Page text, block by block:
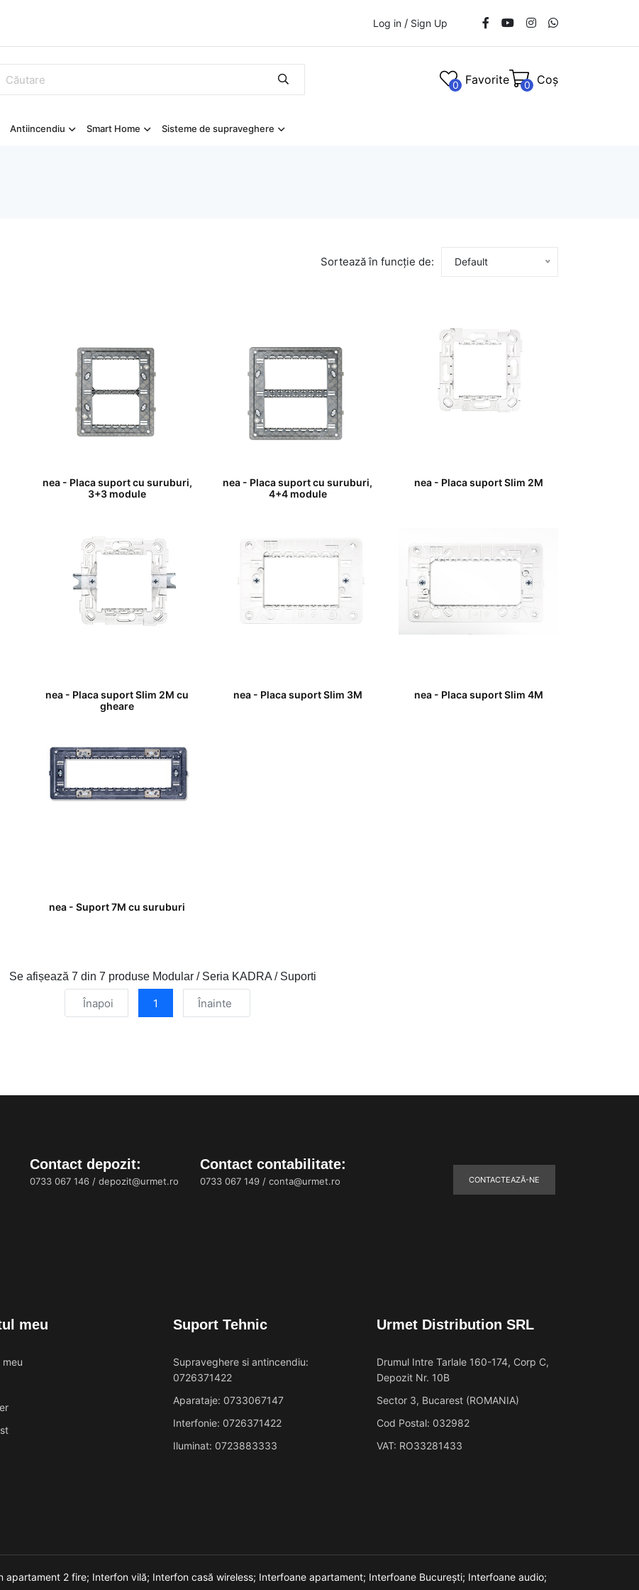
Log in / Sign Up
0 Favorite 0 Coș
Antiincendiu Smart Home Sisteme de supraveghere
Sortează în funcție de: Default
nea - Placa suport cu suruburi,
3+3 module
nea - Placa suport cu suruburi,
4+4 module
nea - Placa suport Slim 2M
nea - Placa suport Slim 2M cu
gheare
nea - Placa suport Slim 3M nea - Placa suport Slim 4M
nea - Suport 7M cu suruburi
Se afișează 7 din 7 produse Modular / Seria KADRA / Suporti
Înapoi 1 Înainte
Contact depozit:
0733 067 146 / depozit@urmet.ro
Contact contabilitate:
0733 067 149 / conta@urmet.ro CONTACTEAZĂ-NE
meu
meu
Suport Tehnic
Supraveghere si antincendiu:
0726371422
Aparataje: 0733067147
Interfonie: 0726371422
Iluminat: 0723883333
Urmet Distribution SRL
Drumul Intre Tarlale 160-174, Corp C,
Depozit Nr. 10B
Sector 3, Bucarest (ROMANIA)
Cod Postal: 032982
VAT: RO33281433
apartament 2 fire; Interfon vilă; Interfon casă wireless; Interfoane apartament; Interfoane București; Interfoane audio;